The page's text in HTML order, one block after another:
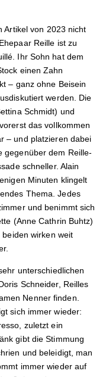
Artikel von 2023 nicht
Reille ist zu
Ihr Sohn hat dem
einen Zahn
– ganz ohne Beisein
werden. Die
Schmidt) und
das vollkommen
– und platzieren dabei
gegenüber dem Reille-
schneller. Alain
Minuten klingelt
Thema. Jedes
und benimmt sich
(Anne Cathrin Buhtz)
wirken weit
unterschiedlichen
Schneider, Reilles
Nenner finden.
sich immer wieder:
zuletzt ein
gibt die Stimmung
und beleidigt, man
immer wieder auf